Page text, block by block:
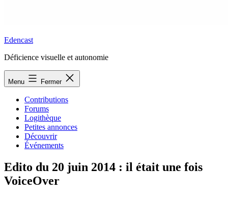
Edencast
Déficience visuelle et autonomie
Menu Fermer
Contributions
Forums
Logithèque
Petites annonces
Découvrir
Événements
Edito du 20 juin 2014 : il était une fois
VoiceOver